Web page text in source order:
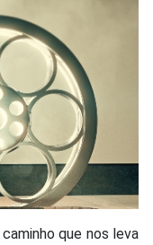
que nos leva